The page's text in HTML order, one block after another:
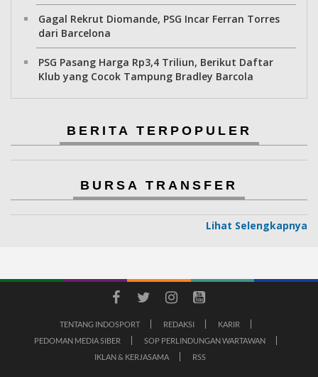
Gagal Rekrut Diomande, PSG Incar Ferran Torres
dari Barcelona
PSG Pasang Harga Rp3,4 Triliun, Berikut Daftar
Klub yang Cocok Tampung Bradley Barcola
BERITA TERPOPULER
BURSA TRANSFER
Lihat Selengkapnya
TENTANG INDOSPORT REDAKSI
KARIR
PEDOMAN MEDIA SIBER
SOP PERLINDUNGAN WARTAWAN
IKLAN & KERJASAMA
RSS